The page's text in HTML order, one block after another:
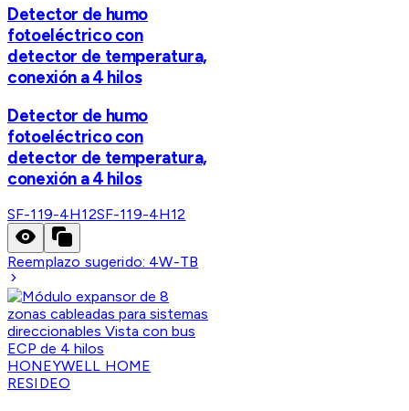
Detector de humo
fotoeléctrico con
detector de temperatura,
conexión a 4 hilos
Detector de humo
fotoeléctrico con
detector de temperatura,
conexión a 4 hilos
SF-119-4H12SF-119-4H12
Reemplazo sugerido: 4W-TB
HONEYWELL HOME
RESIDEO